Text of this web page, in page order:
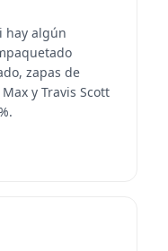
hay algún
zapas de
y Travis Scott